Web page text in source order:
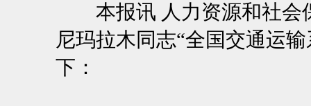
本报讯 人力资源和社会
尼玛拉木同志“全国交通运
下：